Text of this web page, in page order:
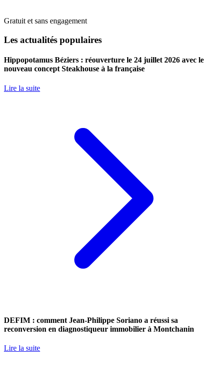
Gratuit et sans engagement
Les actualités populaires
Hippopotamus Béziers : réouverture le 24 juillet 2026 avec le
nouveau concept Steakhouse à la française
Lire la suite
DEFIM : comment Jean-Philippe Soriano a réussi sa
reconversion en diagnostiqueur immobilier à Montchanin
Lire la suite